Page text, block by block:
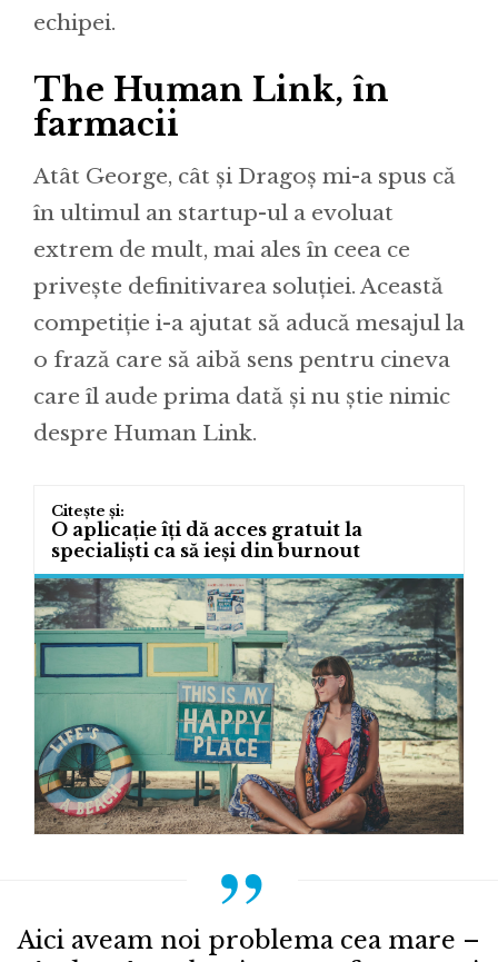
echipei.
The Human Link, în
farmacii
Atât George, cât și Dragoș mi-a spus că
în ultimul an startup-ul a evoluat
extrem de mult, mai ales în ceea ce
privește definitivarea soluției. Această
competiție i-a ajutat să aducă mesajul la
o frază care să aibă sens pentru cineva
care îl aude prima dată și nu știe nimic
despre Human Link.
O aplicație îți dă acces gratuit la
specialiști ca să ieși din burnout
Aici aveam noi problema cea mare –